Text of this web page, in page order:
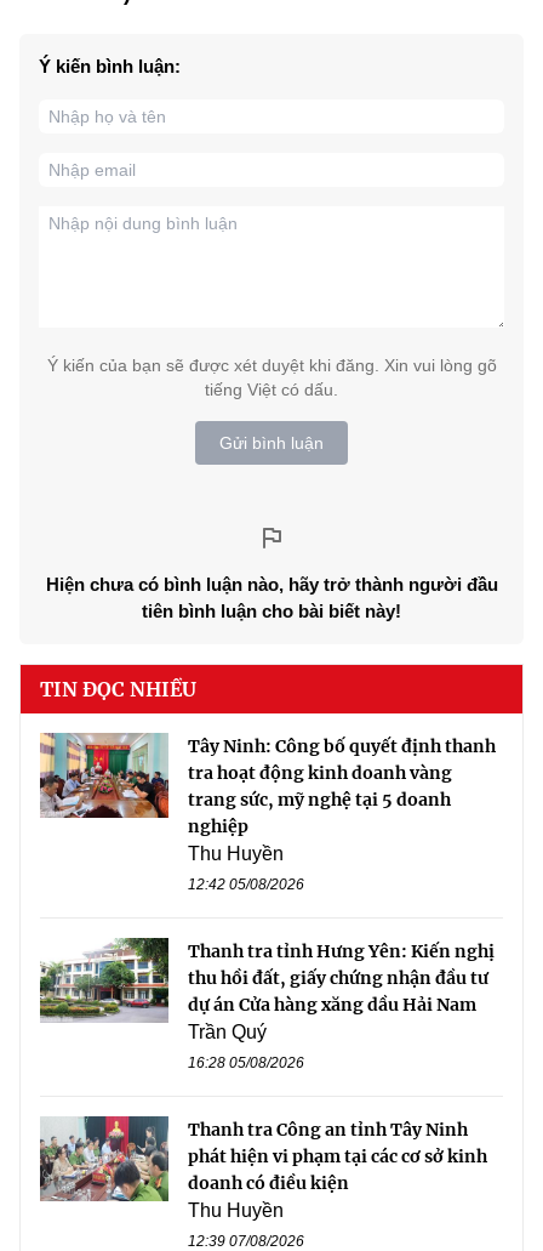
Ý kiến bình luận:
Ý kiến của bạn sẽ được xét duyệt khi đăng. Xin vui lòng gõ
tiếng Việt có dấu.
Gửi bình luận
Hiện chưa có bình luận nào, hãy trở thành người đầu
tiên bình luận cho bài biết này!
TIN ĐỌC NHIỀU
Tây Ninh: Công bố quyết định thanh
tra hoạt động kinh doanh vàng
trang sức, mỹ nghệ tại 5 doanh
nghiệp
Thu Huyền
12:42 05/08/2026
Thanh tra tỉnh Hưng Yên: Kiến nghị
thu hồi đất, giấy chứng nhận đầu tư
dự án Cửa hàng xăng dầu Hải Nam
Trần Quý
16:28 05/08/2026
Thanh tra Công an tỉnh Tây Ninh
phát hiện vi phạm tại các cơ sở kinh
doanh có điều kiện
Thu Huyền
12:39 07/08/2026